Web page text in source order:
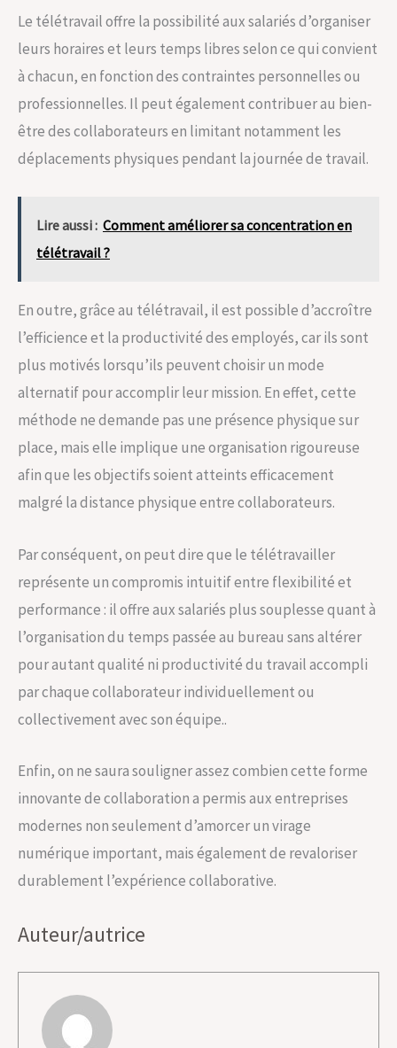
Le télétravail offre la possibilité aux salariés d’organiser
leurs horaires et leurs temps libres selon ce qui convient
à chacun, en fonction des contraintes personnelles ou
professionnelles. Il peut également contribuer au bien-
être des collaborateurs en limitant notamment les
déplacements physiques pendant la journée de travail.
Lire aussi : Comment améliorer sa concentration en
télétravail ?
En outre, grâce au télétravail, il est possible d’accroître
l’efficience et la productivité des employés, car ils sont
plus motivés lorsqu’ils peuvent choisir un mode
alternatif pour accomplir leur mission. En effet, cette
méthode ne demande pas une présence physique sur
place, mais elle implique une organisation rigoureuse
afin que les objectifs soient atteints efficacement
malgré la distance physique entre collaborateurs.
Par conséquent, on peut dire que le télétravailler
représente un compromis intuitif entre flexibilité et
performance : il offre aux salariés plus souplesse quant à
l’organisation du temps passée au bureau sans altérer
pour autant qualité ni productivité du travail accompli
par chaque collaborateur individuellement ou
collectivement avec son équipe..
Enfin, on ne saura souligner assez combien cette forme
innovante de collaboration a permis aux entreprises
modernes non seulement d’amorcer un virage
numérique important, mais également de revaloriser
durablement l’expérience collaborative.
Auteur/autrice